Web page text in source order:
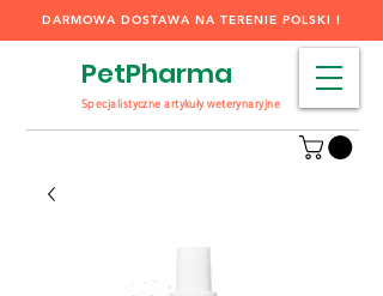
DARMOWA DOSTAWA NA TERENIE POLSKI !
PetPharma
Specjalistyczne artykuły weterynaryjne